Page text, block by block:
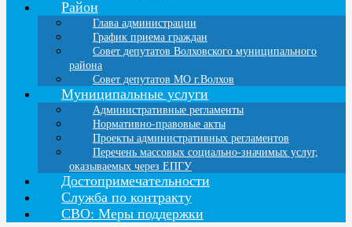
Район
Глава администрации
График приема граждан
Совет депутатов Волховского муниципального
района
Совет депутатов МО г.Волхов
Муниципальные услуги
Административные регламенты
Нормативно-правовые акты
Проекты административных регламентов
Перечень массовых социально-значимых услуг,
оказываемых через ЕПГУ
Достопримечательности
Служба по контракту
СВО: Меры поддержки